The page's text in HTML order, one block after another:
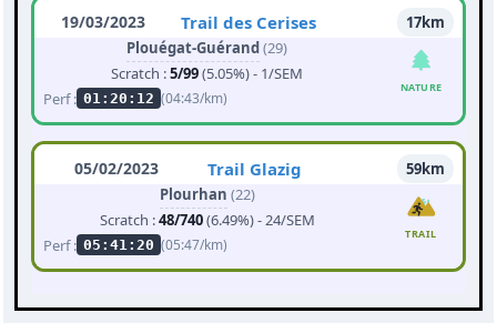
19/03/2023 Trail des Cerises
17km
Plouégat-Guérand(29)
Scratch :5/99(5.05%) - 1/SEM
Perf : 01:20:12 (04:43/km)
NATURE
05/02/2023 Trail Glazig
59km
Plourhan (22)
Scratch :48/740(6.49%) - 24/SEM
Perf : 05:41:20 (05:47/km)
TRAIL